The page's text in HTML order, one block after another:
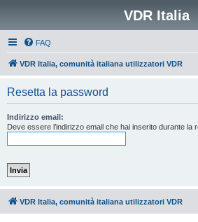
VDR Italia
FAQ
VDR Italia, comunità italiana utilizzatori VDR
Resetta la password
Indirizzo email:
Deve essere l’indirizzo email che hai inserito durante la
VDR Italia, comunità italiana utilizzatori VDR